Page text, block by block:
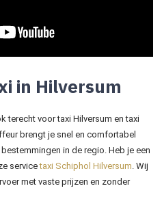
in Hilversum
terecht voor taxi Hilversum en taxi
brengt je snel en comfortabel
in de regio. Heb je een
servicetaxi Schiphol Hilversum. Wij
met vaste prijzen en zonder